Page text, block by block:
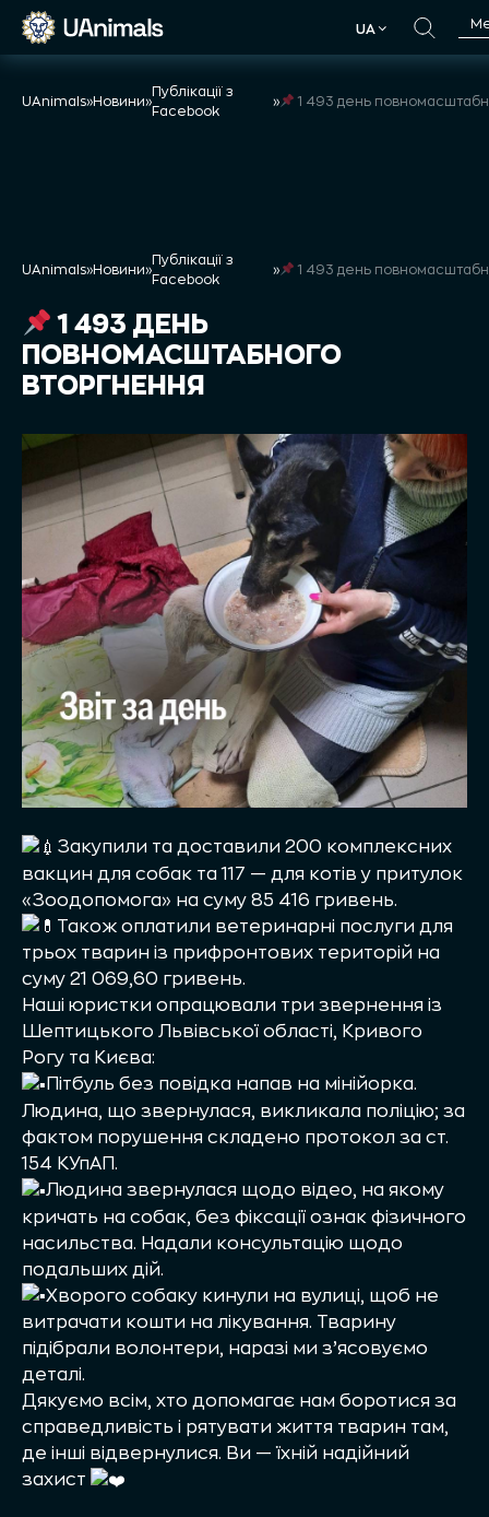
Skip
UA
UAnimals»Новини»
Публікації з
Facebook
» 1 493 день повномасштабного
UAnimals»Новини»
Публікації з
Facebook
» 1 493 день повномасштабного
1 493 ДЕНЬ
ПОВНОМАСШТАБНОГО
ВТОРГНЕННЯ
Закупили та доставили 200 комплексних
вакцин для собак та 117 — для котів у притулок
«Зоодопомога» на суму 85 416 гривень.
Також оплатили ветеринарні послуги для
трьох тварин із прифронтових територій на
суму 21 069,60 гривень.
Наші юристки опрацювали три звернення із
Шептицького Львівської області, Кривого
Рогу та Києва:
Пітбуль без повідка напав на мінійорка.
Людина, що звернулася, викликала поліцію; за
фактом порушення складено протокол за ст.
154 КУпАП.
Людина звернулася щодо відео, на якому
кричать на собак, без фіксації ознак фізичного
насильства. Надали консультацію щодо
подальших дій.
Хворого собаку кинули на вулиці, щоб не
витрачати кошти на лікування. Тварину
підібрали волонтери, наразі ми з’ясовуємо
деталі.
Дякуємо всім, хто допомагає нам боротися за
справедливість і рятувати життя тварин там,
де інші відвернулися. Ви — їхній надійний
захист